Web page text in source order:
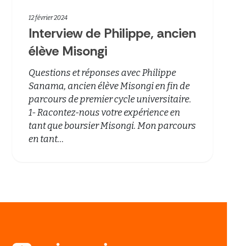
12 février 2024
Interview de Philippe, ancien
élève Misongi
Questions et réponses avec Philippe
Sanama, ancien élève Misongi en fin de
parcours de premier cycle universitaire.
1- Racontez-nous votre expérience en
tant que boursier Misongi. Mon parcours
en tant…